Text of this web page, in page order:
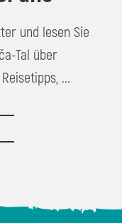
und lesen Sie
Tal über
...